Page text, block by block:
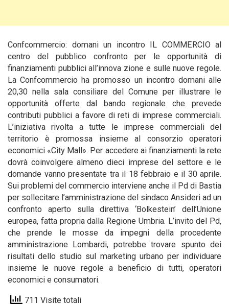
Confcommercio: domani un incontro IL COMMERCIO al
centro del pubblico confronto per le opportunità di
finanziamenti pubblici all’innova zione e sulle nuove regole.
La Confcommercio ha promosso un incontro domani alle
20,30 nella sala consiliare del Comune per illustrare le
opportunità offerte dal bando regionale che prevede
contributi pubblici a favore di reti di imprese commerciali.
L’iniziativa rivolta a tutte le imprese commerciali del
territorio è promossa insieme al consorzio operatori
economici «City Mall». Per accedere ai finanziamenti la rete
dovrà coinvolgere almeno dieci imprese del settore e le
domande vanno presentate tra il 18 febbraio e il 30 aprile.
Sui problemi del commercio interviene anche il Pd di Bastia
per sollecitare l’amministrazione del sindaco Ansideri ad un
confronto aperto sulla direttiva ‘Bolkestein’ dell’Unione
europea, fatta propria dalla Regione Umbria. L’invito del Pd,
che prende le mosse da impegni della procedente
amministrazione Lombardi, potrebbe trovare spunto dei
risultati dello studio sul marketing urbano per individuare
insieme le nuove regole a beneficio di tutti, operatori
economici e consumatori.
711 Visite totali